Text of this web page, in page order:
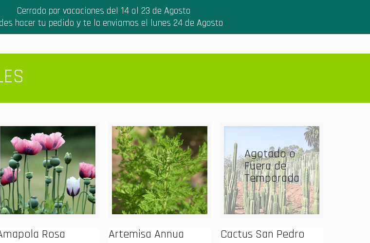
Cerrado por vacaciones del 14 al 23 de Agosto
hacer tu pedido y te lo enviamos el lunes 24 de Agosto
Rosa Artemisa Annua
Agotado o
Fuera de
Temporada
Cactus San Pedro